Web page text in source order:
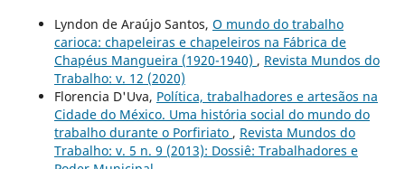
Lyndon de Araújo Santos, O mundo do trabalho
carioca: chapeleiras e chapeleiros na Fábrica de
Chapéus Mangueira (1920-1940) , Revista Mundos do
Trabalho: v. 12 (2020)
Florencia D'Uva, Política, trabalhadores e artesãos na
Cidade do México. Uma história social do mundo do
trabalho durante o Porfiriato , Revista Mundos do
Trabalho: v. 5 n. 9 (2013): Dossiê: Trabalhadores e